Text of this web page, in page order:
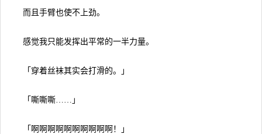
而且手臂也使不上劲。
感觉我只能发挥出平常的一半力量。
「穿着丝袜其实会打滑的。」
「嘶嘶嘶……」
「啊啊啊啊啊啊啊啊啊啊！」